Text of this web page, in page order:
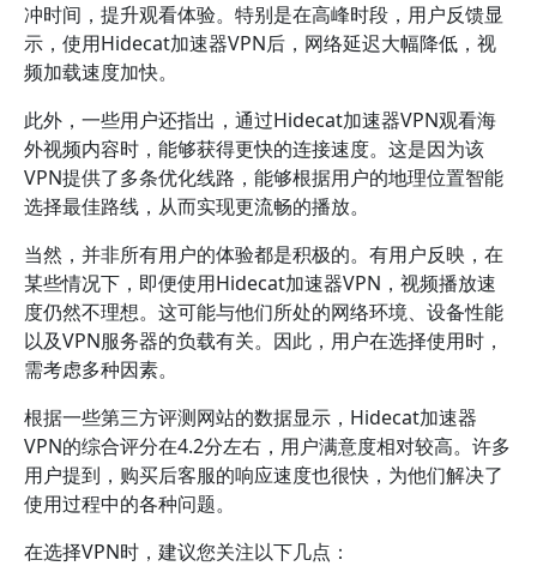
冲时间，提升观看体验。特别是在高峰时段，用户反馈显
示，使用Hidecat加速器VPN后，网络延迟大幅降低，视
频加载速度加快。
此外，一些用户还指出，通过Hidecat加速器VPN观看海
外视频内容时，能够获得更快的连接速度。这是因为该
VPN提供了多条优化线路，能够根据用户的地理位置智能
选择最佳路线，从而实现更流畅的播放。
当然，并非所有用户的体验都是积极的。有用户反映，在
某些情况下，即便使用Hidecat加速器VPN，视频播放速
度仍然不理想。这可能与他们所处的网络环境、设备性能
以及VPN服务器的负载有关。因此，用户在选择使用时，
需考虑多种因素。
根据一些第三方评测网站的数据显示，Hidecat加速器
VPN的综合评分在4.2分左右，用户满意度相对较高。许多
用户提到，购买后客服的响应速度也很快，为他们解决了
使用过程中的各种问题。
在选择VPN时，建议您关注以下几点：